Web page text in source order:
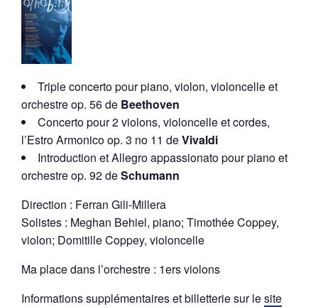
Triple concerto pour piano, violon, violoncelle et
orchestre op. 56 de Beethoven
Concerto pour 2 violons, violoncelle et cordes,
l’Estro Armonico op. 3 no 11 deVivaldi
Introduction et Allegro appassionato pour piano et
orchestre op. 92 deSchumann
Direction : Ferran Gili-Millera
Solistes : Meghan Behiel, piano; Timothée Coppey,
violon; Domitille Coppey, violoncelle
Ma place dans l’orchestre : 1ers violons
Informations supplémentaires et billetterie sur lesite